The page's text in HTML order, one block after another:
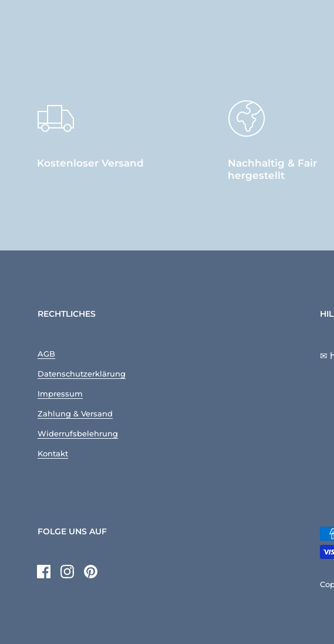
Kostenloser Versand
Nachhaltig & Fair
hergestellt
RECHTLICHES
AGB
Datenschutzerklärung
Impressum
Zahlung & Versand
Widerrufsbelehrung
Kontakt
✉
FOLGE UNS AUF
FacebookInstagramPinterest